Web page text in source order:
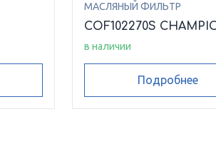
МАСЛЯНЫЙ ФИЛЬТР
COF102270S
в наличии
Подробнее